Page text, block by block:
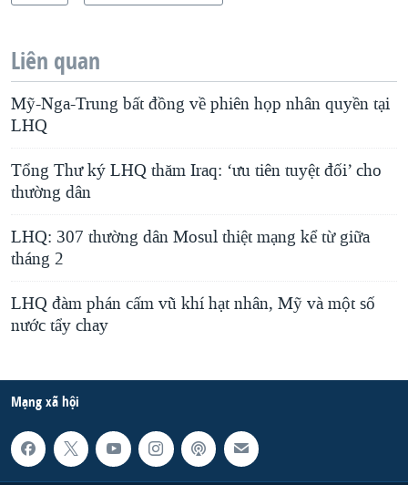
Liên quan
Mỹ-Nga-Trung bất đồng về phiên họp nhân quyền tại
LHQ
Tổng Thư ký LHQ thăm Iraq: ‘ưu tiên tuyệt đối’ cho
thường dân
LHQ: 307 thường dân Mosul thiệt mạng kể từ giữa
tháng 2
LHQ đàm phán cấm vũ khí hạt nhân, Mỹ và một số
nước tẩy chay
Mạng xã hội